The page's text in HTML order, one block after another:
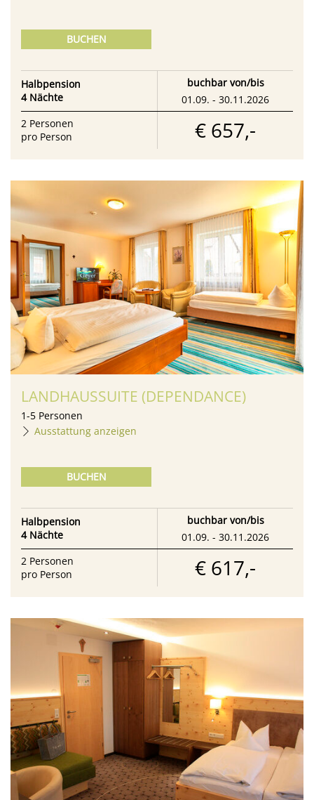
BUCHEN
Halbpension
4 Nächte
buchbar von/bis
01.09. - 30.11.2026
2 Personen
pro Person
€ 657,-
LANDHAUSSUITE (DEPENDANCE)
1-5 Personen
Ausstattung anzeigen
BUCHEN
Halbpension
4 Nächte
buchbar von/bis
01.09. - 30.11.2026
2 Personen
pro Person
€ 617,-